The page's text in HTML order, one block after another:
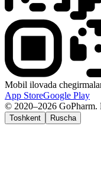
Mobil ilovada
App StoreGoogle Play
© 2020–2026 GoPharm.
Toshkent Ruscha